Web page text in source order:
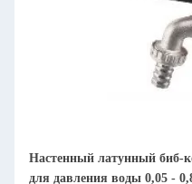
Настенный латунный биб-
для давления воды 0,05 -